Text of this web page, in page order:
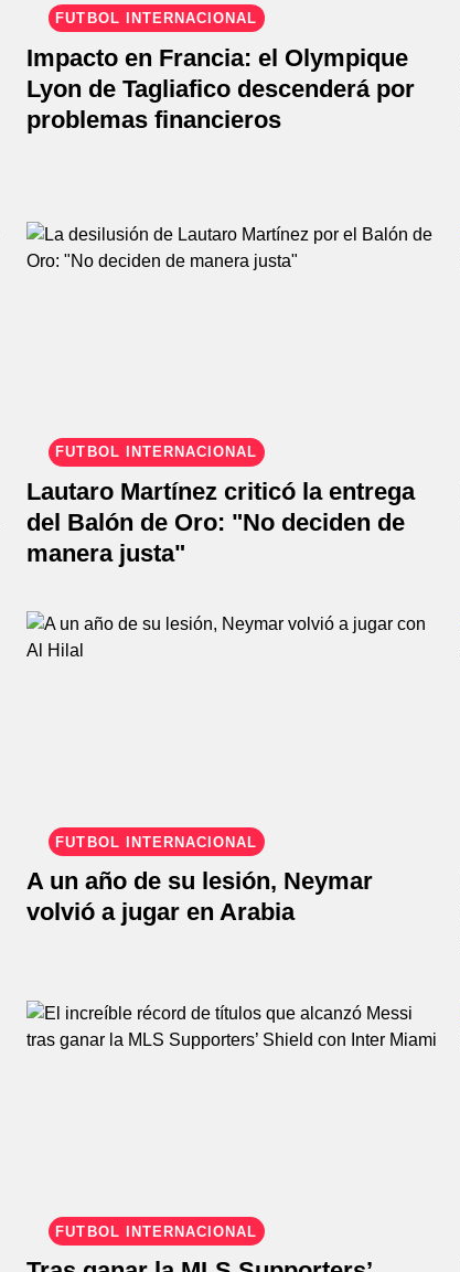
FÚTBOL INTERNACIONAL
Impacto en Francia: el Olympique
Lyon de Tagliafico descenderá por
problemas financieros
FÚTBOL INTERNACIONAL
Lautaro Martínez criticó la entrega
del Balón de Oro: "No deciden de
manera justa"
FÚTBOL INTERNACIONAL
A un año de su lesión, Neymar
volvió a jugar en Arabia
FÚTBOL INTERNACIONAL